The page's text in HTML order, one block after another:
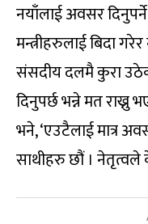
नयाँलाई अवसर
मन्त्रीहरुलाई बिदा
संसदीय दलमै कुरा
दिनुपर्छ भन्ने मत
भने, ‘एउटैलाई मात्र
साथीहरु छौं । नेतृत्वले